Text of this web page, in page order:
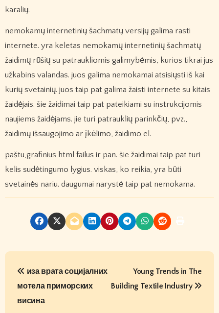
karalių.
nemokamų internetinių šachmatų versijų galima rasti
internete. yra keletas nemokamų internetinių šachmatų
žaidimų rūšių su patraukliomis galimybėmis, kurios tikrai jus
užkabins valandas. juos galima nemokamai atsisiųsti iš kai
kurių svetainių. juos taip pat galima žaisti internete su kitais
žaidėjais. šie žaidimai taip pat pateikiami su instrukcijomis
naujiems žaidėjams. jie turi patrauklių parinkčių, pvz.,
žaidimų išsaugojimo ar įkėlimo, žaidimo el.
paštu,grafinius html failus ir pan. šie žaidimai taip pat turi
kelis sudėtingumo lygius. viskas, ko reikia, yra būti
svetainės nariu. daugumai narystė taip pat nemokama.
P
иза врата социјалних
мотела приморских
висина
Young Trends in The
Building Textile Industry